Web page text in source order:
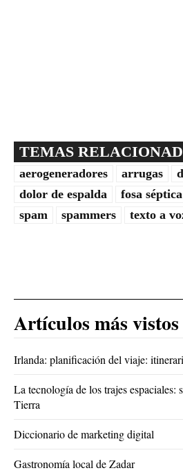
TEMAS
aerogeneradores arrugas
dolor de espalda
fosa séptica
spam
spammers texto a
Artículos más vistos
Irlanda: planificación del viaje:
La tecnología de los trajes espaciales:
Tierra
Diccionario de marketing digital
Gastronomía local de Zadar